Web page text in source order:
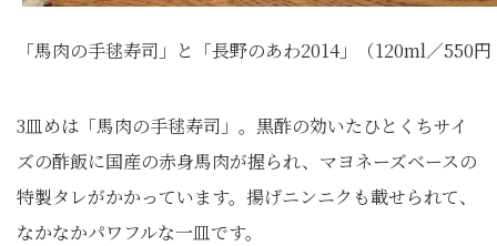
「馬肉の手毬寿司」と「長野のあわ2014」（120ml／550円
3皿めは「馬肉の手毬寿司」。黒酢の効いたひとくちサイ
ズの酢飯に国産の赤身馬肉が握られ、マヨネーズベースの
特製タレがかかっています。揚げニンニクも載せられて、
なかなかパワフルな一皿です。